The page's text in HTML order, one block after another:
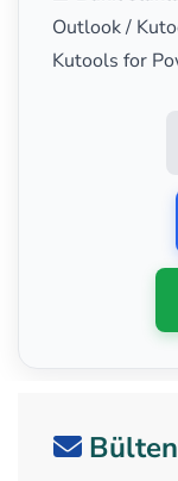
Outlook /
Kutools for